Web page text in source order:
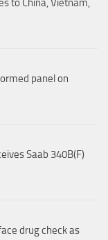
to China, Vietnam,
panel on
Saab 340B(F)
drug check as